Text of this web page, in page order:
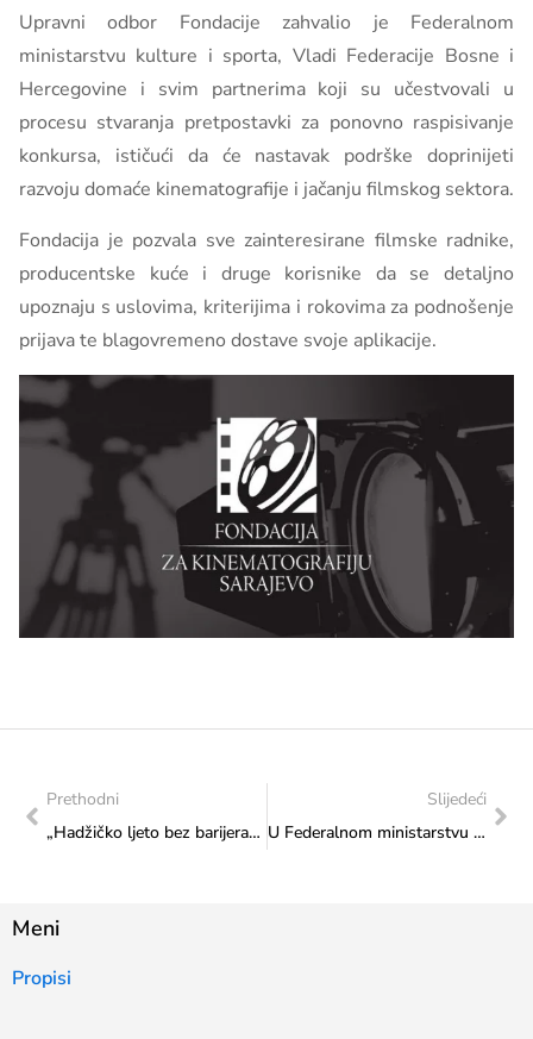
Upravni odbor Fondacije zahvalio je Federalnom
ministarstvu kulture i sporta, Vladi Federacije Bosne i
Hercegovine i svim partnerima koji su učestvovali u
procesu stvaranja pretpostavki za ponovno raspisivanje
konkursa, ističući da će nastavak podrške doprinijeti
razvoju domaće kinematografije i jačanju filmskog sektora.
Fondacija je pozvala sve zainteresirane filmske radnike,
producentske kuće i druge korisnike da se detaljno
upoznaju s uslovima, kriterijima i rokovima za podnošenje
prijava te blagovremeno dostave svoje aplikacije.
Prethodni
„Hadžičko ljeto bez barijera“ – večer inkluzije i zajedništva
Slijedeći
U Federalnom ministarstvu kulture i sporta održan sastanak sa predstavnicima Bokserskog kluba „Stup“
Meni
Propisi